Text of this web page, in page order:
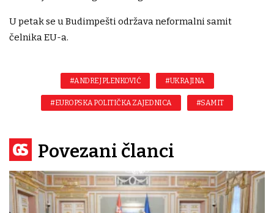
U petak se u Budimpešti održava neformalni samit
čelnika EU-a.
#ANDREJ PLENKOVIĆ #UKRAJINA
#EUROPSKA POLITIČKA ZAJEDNICA #SAMIT
Povezani članci